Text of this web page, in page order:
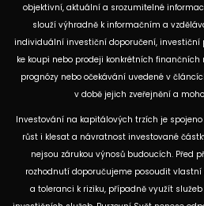
objektivní, aktuální a srozumitelné
slouží výhradně k informačním a
individuální investiční doporučení, investiční
ke koupi nebo prodeji konkrétních finančních
prognózy nebo očekávání uvedené v
v době jejich zveřejnění a
Investování na kapitálových trzích je
růst i klesat a návratnost investované
nejsou zárukou výnosů budoucích. Před
rozhodnutí doporučujeme posoudit
a toleranci k riziku, případně využít